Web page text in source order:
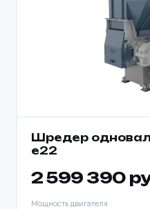
Шредер
e22
2 599 390
Мощность двигателя